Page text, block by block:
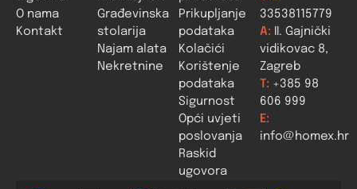
O nama
Kontakt
Građevinska
stolarija
Najam alata
Nekretnine
Prikupljanje
podataka
Kolačići
Korištenje
podataka
Sigurnost
Opći uvjeti
poslovanja
Raskid
ugovora
33538115779
A: II. Gajnički
vidikovac 8,
Zagreb
T: +385 98
606 999
E:
info@homex.hr